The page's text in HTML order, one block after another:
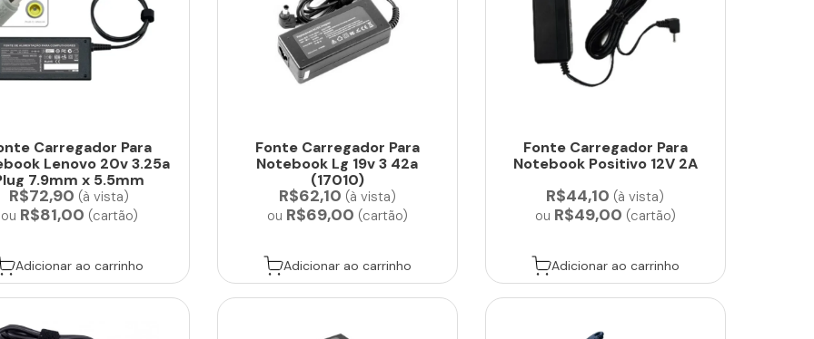
Carregador Para
Lenovo 20v 3.25a
7.9mm x 5.5mm
R$72,90 (à vista)
ou R$81,00 (cartão)
Adicionar ao carrinho
Fonte Carregador Para
Notebook Lg 19v 3 42a
(17010)
R$62,10 (à vista)
ou R$69,00 (cartão)
Adicionar ao carrinho
Fonte Carregador Para
Notebook Positivo 12V 2A
R$44,10 (à vista)
ou R$49,00 (cartão)
Adicionar ao carrinho